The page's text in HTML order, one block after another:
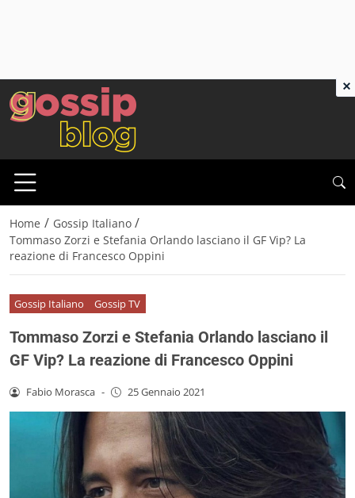
Home / Gossip Italiano /
Tommaso Zorzi e Stefania Orlando lasciano il GF Vip? La
reazione di Francesco Oppini
Gossip Italiano Gossip TV
Tommaso Zorzi e Stefania Orlando lasciano il
GF Vip? La reazione di Francesco Oppini
Fabio Morasca - 25 Gennaio 2021
×